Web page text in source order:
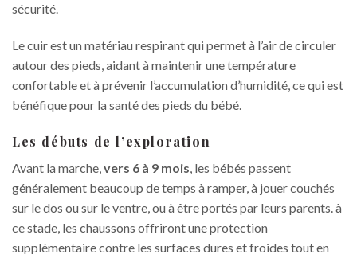
sécurité.
Le cuir est un matériau respirant qui permet à l’air de circuler
autour des pieds, aidant à maintenir une température
confortable et à prévenir l’accumulation d’humidité, ce qui est
bénéfique pour la santé des pieds du bébé.
Les débuts de l’exploration
Avant la marche, vers 6 à 9 mois , les bébés passent
généralement beaucoup de temps à ramper, à jouer couchés
sur le dos ou sur le ventre, ou à être portés par leurs parents. à
ce stade, les chaussons offriront une protection
supplémentaire contre les surfaces dures et froides tout en